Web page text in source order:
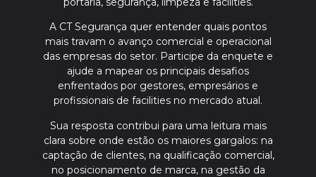
A CT Segurança quer entender quais pontos
mais travam o avanço comercial e operacional
das empresas do setor. Participe da enquete e
ajude a mapear os principais desafios
enfrentados por gestores, empresários e
profissionais de facilities no mercado atual.
Sua resposta contribui para uma leitura mais
clara sobre onde estão os maiores gargalos: na
captação de clientes, na qualificação comercial,
no posicionamento de marca, na gestão da